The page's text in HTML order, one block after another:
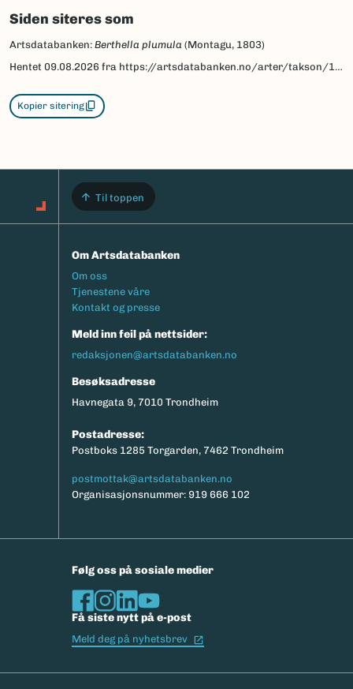
Siden siteres som
Artsdatabanken: Berthella plumula (Montagu, 1803)
Hentet 09.08.2026 fra https://artsdatabanken.no/arter/takson/123569
Kopier sitering
Til toppen
Om Artsdatabanken
Footermeny
Om oss
Tjenestene våre
Kontakt og presse
Meld inn feil på nettsider:
redaksjonen@artsdatabanken.no
Besøksadresse
Havnegata 9, 7010 Trondheim
Postadresse:
Postboks 1285 Torgarden, 7462 Trondheim
postmottak@artsdatabanken.no
Organisasjonsnummer: 919 666 102
Følg oss på sosiale medier
Få siste nytt på e-post
Meld deg på nyhetsbrev